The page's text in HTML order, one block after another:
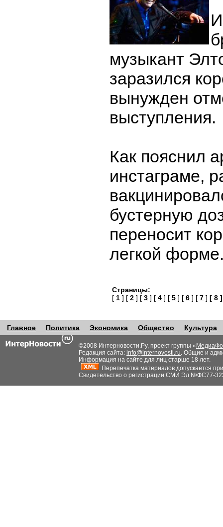
музыкант
заразился
вынужден
выступления.
Как пояснил
инстаграме,
бустерную
переносит
легкой
Страницы:
[ 1 ] [ 2 ] [ 3 ] [ 4 ] [ 5 ] [ 6 ] [ 7 ] [ 8 ]
Главное Политика Экономика Общество Культура
©2008 Интерновости.Ру, проект группы «
Редакция сайта: info@internovosti.ru. Общие и
Информация на сайте для лиц старше 18 лет.
Перепечатка материалов допускается
Свидетельство о регистрации СМИ Эл №ФС77-